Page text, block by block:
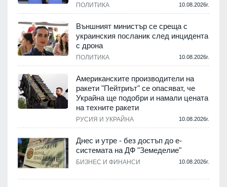
ПОЛИТИКА 10.08.2026г.
Външният министър се среща с
украинския посланик след инцидента
с дрона
ПОЛИТИКА 10.08.2026г.
Американските производители на
ракети "Пейтриът" се опасяват, че
Украйна ще подобри и намали цената
на техните ракети
РУСИЯ И УКРАЙНА 10.08.2026г.
Днес и утре - без достъп до е-
системата на ДФ "Земеделие"
БИЗНЕС И ФИНАНСИ 10.08.2026г.